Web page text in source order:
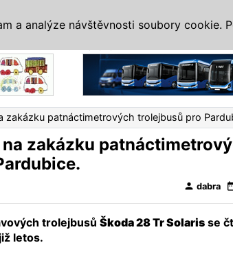
zakázku patnáctimetrových trolejbusů pro
zakázku
person dabra
trolejbusůŠkoda 28 Tr Solaris se
letos.
a analýze návštěvnosti soubory cookie.